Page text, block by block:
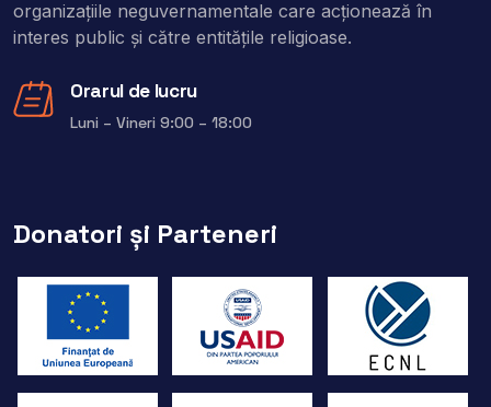
organizaţiile neguvernamentale care acţionează în
interes public şi către entitățile religioase.
Orarul de lucru
Luni – Vineri 9:00 – 18:00
Donatori și Parteneri